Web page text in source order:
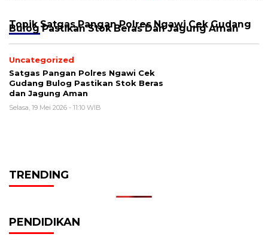
TopikSatgas Pangan Polres Ngawi Cek Gudang
Bulog Pastikan Stok Beras Dan Jagung Aman
Uncategorized
Satgas Pangan Polres Ngawi Cek
Gudang Bulog Pastikan Stok Beras
dan Jagung Aman
Selasa, 19 Mei 2026 - 11:10 WIB
TRENDING
PENDIDIKAN